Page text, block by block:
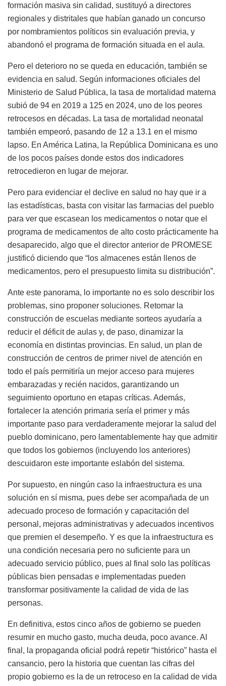
formación masiva sin calidad, sustituyó a directores
regionales y distritales que habían ganado un concurso
por nombramientos políticos sin evaluación previa, y
abandonó el programa de formación situada en el aula.
Pero el deterioro no se queda en educación, también se
evidencia en salud. Según informaciones oficiales del
Ministerio de Salud Pública, la tasa de mortalidad materna
subió de 94 en 2019 a 125 en 2024, uno de los peores
retrocesos en décadas. La tasa de mortalidad neonatal
también empeoró, pasando de 12 a 13.1 en el mismo
lapso. En América Latina, la República Dominicana es uno
de los pocos países donde estos dos indicadores
retrocedieron en lugar de mejorar.
Pero para evidenciar el declive en salud no hay que ir a
las estadísticas, basta con visitar las farmacias del pueblo
para ver que escasean los medicamentos o notar que el
programa de medicamentos de alto costo prácticamente ha
desaparecido, algo que el director anterior de PROMESE
justificó diciendo que “los almacenes están llenos de
medicamentos, pero el presupuesto limita su distribución”.
Ante este panorama, lo importante no es solo describir los
problemas, sino proponer soluciones. Retomar la
construcción de escuelas mediante sorteos ayudaría a
reducir el déficit de aulas y, de paso, dinamizar la
economía en distintas provincias. En salud, un plan de
construcción de centros de primer nivel de atención en
todo el país permitiría un mejor acceso para mujeres
embarazadas y recién nacidos, garantizando un
seguimiento oportuno en etapas críticas. Además,
fortalecer la atención primaria sería el primer y más
importante paso para verdaderamente mejorar la salud del
pueblo dominicano, pero lamentablemente hay que admitir
que todos los gobiernos (incluyendo los anteriores)
descuidaron este importante eslabón del sistema.
Por supuesto, en ningún caso la infraestructura es una
solución en sí misma, pues debe ser acompañada de un
adecuado proceso de formación y capacitación del
personal, mejoras administrativas y adecuados incentivos
que premien el desempeño. Y es que la infraestructura es
una condición necesaria pero no suficiente para un
adecuado servicio público, pues al final solo las políticas
públicas bien pensadas e implementadas pueden
transformar positivamente la calidad de vida de las
personas.
En definitiva, estos cinco años de gobierno se pueden
resumir en mucho gasto, mucha deuda, poco avance. Al
final, la propaganda oficial podrá repetir “histórico” hasta el
cansancio, pero la historia que cuentan las cifras del
propio gobierno es la de un retroceso en la calidad de vida